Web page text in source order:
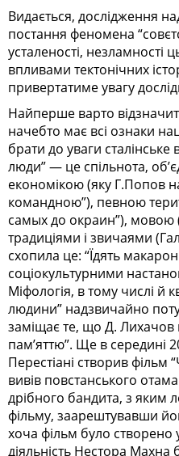
Видається, дослідження
постання феномена
усталеності, незламності
впливами тектонічних
привертатиме увагу
Найперше варто
начебто має всі ознаки
брати до уваги сталінське
люди” — це спільнота,
економікою (яку Г.Попов
командною”), певною
самых до окраин”), мовою
традиціями і звичаями
схопила це: “Їдять
соціокультурними
Міфологія, в тому числі й
людини” надзвичайно
заміщає те, що Д. Лихачов
пам’яттю”. Ще в середині
Перестіані створив фільм
вивів повстанського
дрібного бандита, з яким
фільму, заарештувавши
хоча фільм було створено
діяльність Нестора Махна